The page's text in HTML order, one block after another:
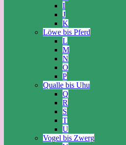
I
J
K
Löwe bis Pferd
L
M
N
O
P
Qualle bis Uhu
Q
R
S
T
U
Vogel bis Zwerg